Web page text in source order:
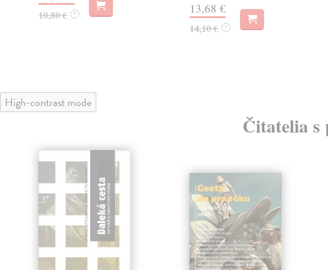
10,80 € ? 13,68 €
14,10 € ?
High-contrast mode
Čitatelia